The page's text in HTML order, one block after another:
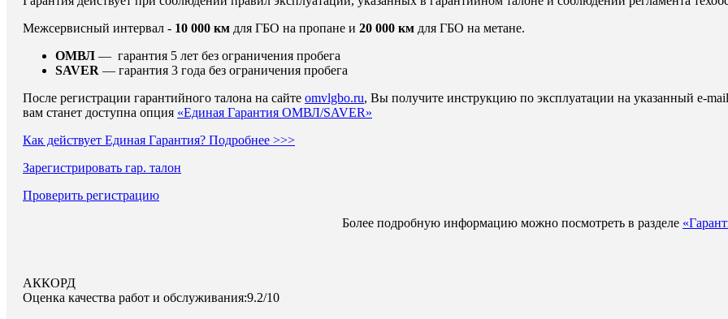
Межсервисный интервал - 10 000 км для ГБО на пропане и 20 000 км для ГБО на метане.
ОМВЛ — гарантия 5 лет без ограничения пробега
SAVER — гарантия 3 года без ограничения пробега
После регистрации гарантийного талона на сайте omvlgbo.ru, Вы получите инструкцию по эксплуатации на указанный e-
вам станет доступна опция «Единая Гарантия ОМВЛ/SAVER»
Как действует Единая Гарантия? Подробнее >>>
Зарегистрировать гар. талон
Проверить регистрацию
Более подробную информацию можно посмотреть в разделе
АККОРД
Оценка качества работ и обслуживания:9.2/10